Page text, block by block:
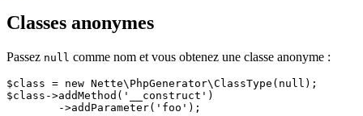
Classes anonymes
Passez null comme nom et vous obtenez une classe anonyme :
$class = new Nette\PhpGenerator\ClassType(null);
$class->addMethod('__construct')